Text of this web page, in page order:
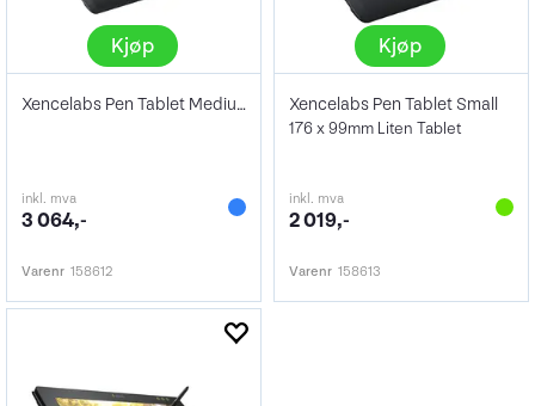
Kjøp
Xencelabs Pen Tablet Medium
inkl. mva
3 064,-
Varenr 158612
Kjøp
Xencelabs Pen Tablet Small
176 x 99mm Liten Tablet
inkl. mva
2 019,-
Varenr 158613